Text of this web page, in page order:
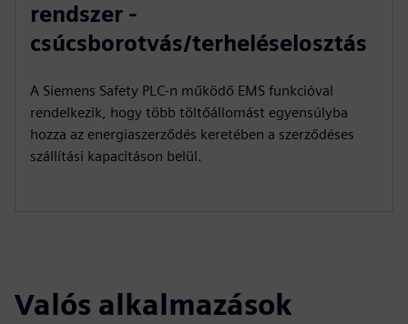
rendszer -
csúcsborotvás/terheléselosztás
A Siemens Safety PLC-n működő EMS funkcióval
rendelkezik, hogy több töltőállomást egyensúlyba
hozza az energiaszerződés keretében a szerződéses
szállítási kapacitáson belül.
Valós alkalmazások